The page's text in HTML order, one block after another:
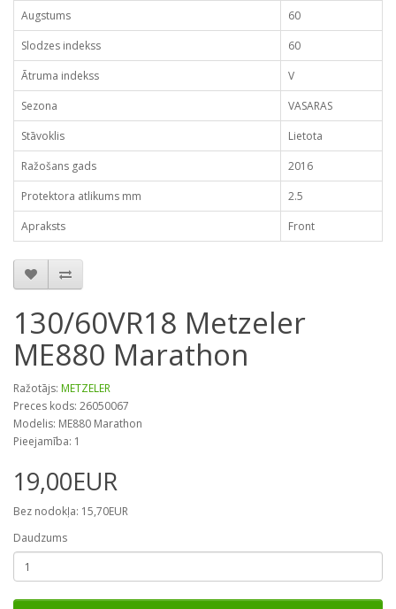
Augstums
60
Slodzes indekss
60
Ātruma indekss
V
Sezona
VASARAS
Stāvoklis
Lietota
Ražošans gads
2016
Protektora atlikums mm
2.5
Apraksts
Front
130/60VR18 Metzeler
ME880 Marathon
Ražotājs: METZELER
Preces kods: 26050067
Modelis: ME880 Marathon
Pieejamība: 1
19,00EUR
Bez nodokļa: 15,70EUR
Daudzums